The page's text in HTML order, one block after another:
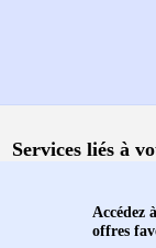
Services liés à
Accédez
offres